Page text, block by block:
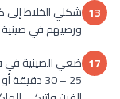
13 شكلي الخليط إلى
ورصيهم في صينية
17
25 – 30